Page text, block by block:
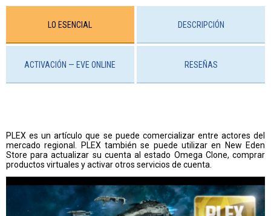
LO ESENCIAL DESCRIPCIÓN
ACTIVACIÓN — EVE ONLINE RESEÑAS
PLEX es un artículo que se puede comercializar entre actores del
mercado regional. PLEX también se puede utilizar en New Eden
Store para actualizar su cuenta al estado Omega Clone, comprar
productos virtuales y activar otros servicios de cuenta.